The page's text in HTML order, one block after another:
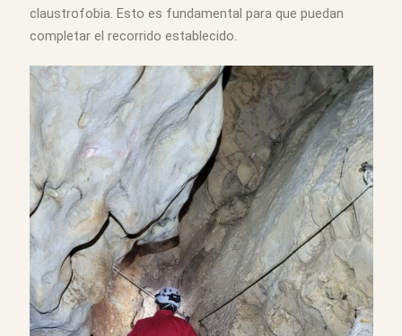
claustrofobia. Esto es fundamental para que puedan
completar el recorrido establecido.